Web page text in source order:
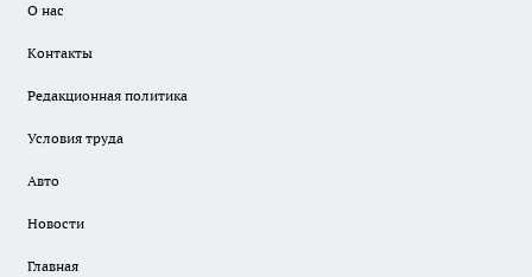
О нас
Контакты
Редакционная политика
Условия труда
Авто
Новости
Главная